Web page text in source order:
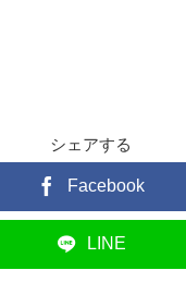
シェアする
Facebook
LINE